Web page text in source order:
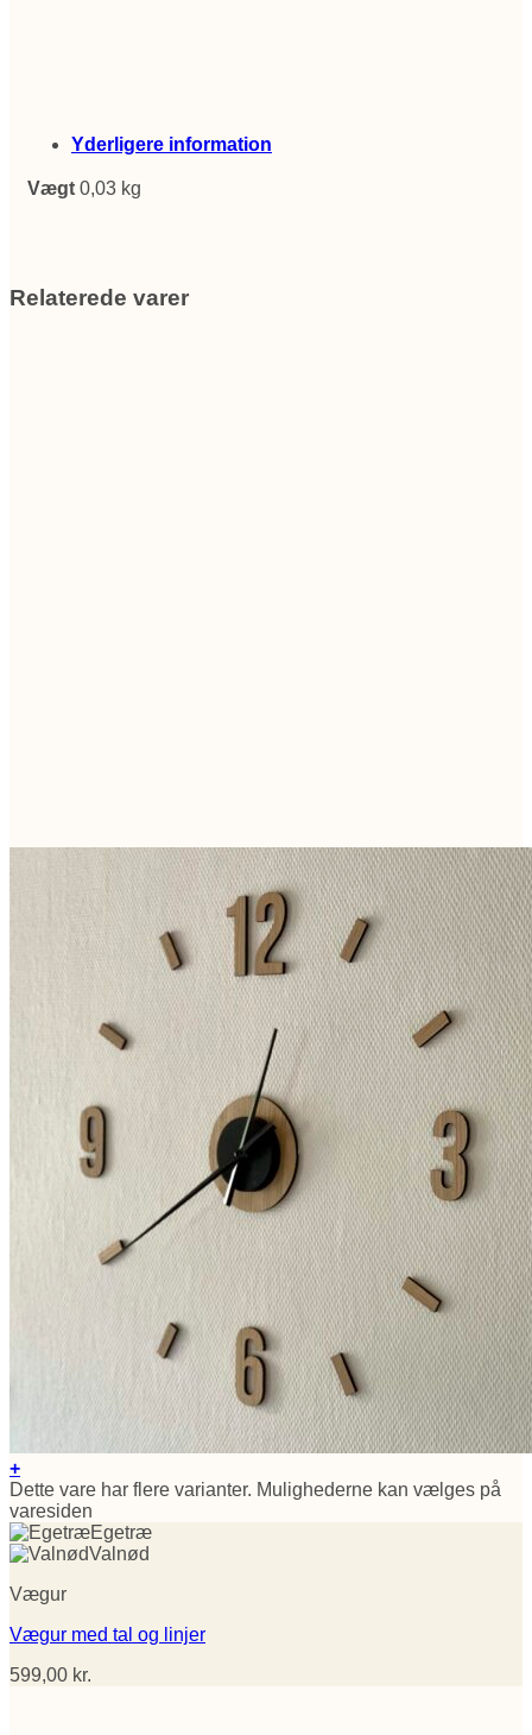
Yderligere information
Vægt 0,03 kg
Relaterede varer
+
Dette vare har flere varianter. Mulighederne kan vælges på
varesiden
Egetræ
Valnød
Vægur
Vægur med tal og linjer
599,00 kr.